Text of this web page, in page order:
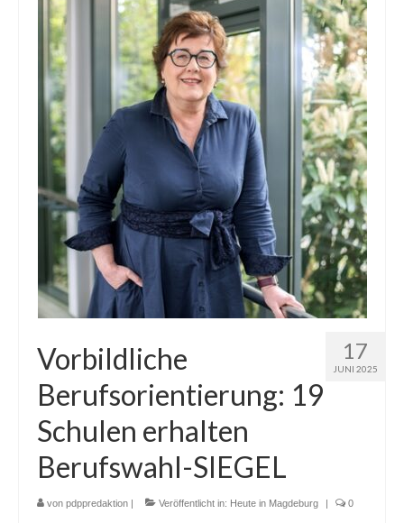
17
JUNI 2025
Vorbildliche
Berufsorientierung: 19
Schulen erhalten
Berufswahl-SIEGEL
von pdppredaktion Veröffentlicht in: Heute in Magdeburg 0